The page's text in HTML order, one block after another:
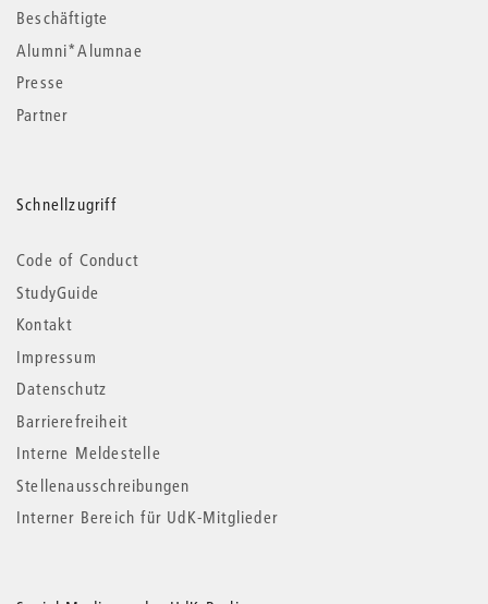
Beschäftigte
Alumni*Alumnae
Presse
Partner
Schnellzugriff
Code of Conduct
StudyGuide
Kontakt
Impressum
Datenschutz
Barrierefreiheit
Interne Meldestelle
Stellenausschreibungen
Interner Bereich für UdK-Mitglieder